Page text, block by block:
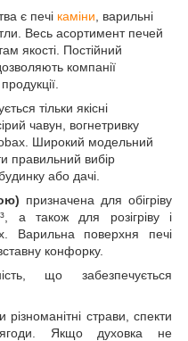
є печі каміни , варильні
Весь асортимент печей
якості. Постійний
компанії
тільки якісні
чавун, вогнетривку
Широкий модельний
правильний вибір
або дачі.
призначена для обігріву
а також для розігріву і
Варильна поверхня печі
конфорку.
що забезпечується
різноманітні страви, спекти
Якщо духовка не